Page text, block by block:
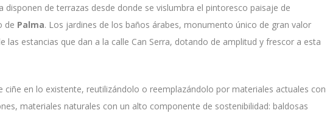
disponen de terrazas desde donde se vislumbra el pintoresco paisaje de
de Palma. Los jardines de los baños árabes, monumento único de gran valor
las estancias que dan a la calle Can Serra, dotando de amplitud y frescor a esta
ciñe en lo existente, reutilizándolo o reemplazándolo por materiales actuales con
materiales naturales con un alto componente de sostenibilidad: baldosas